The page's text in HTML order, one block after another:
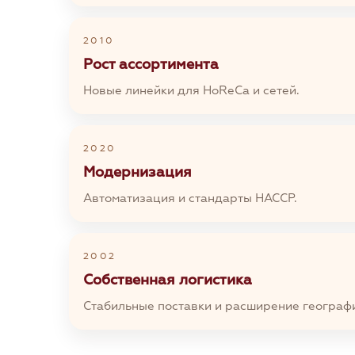
2010
Рост ассортимента
Новые линейки для HoReCa и сетей.
2020
Модернизация
Автоматизация и стандарты HACCP.
2002
Собственная логистика
Стабильные поставки и расширение